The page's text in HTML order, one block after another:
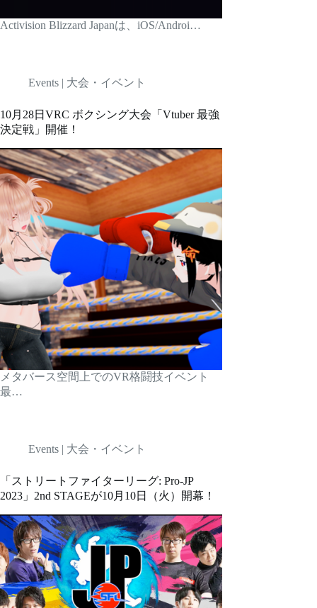
Activision Blizzard Japanは、iOS/Androi…
Events | 大会・イベント
10月28日VRC ボクシング大会「Vtuber 最強
決定戦」開催！
メタバース空間上でのVR格闘技イベント
最…
Events | 大会・イベント
「ストリートファイターリーグ: Pro-JP
2023」2nd STAGEが10月10日（火）開幕！